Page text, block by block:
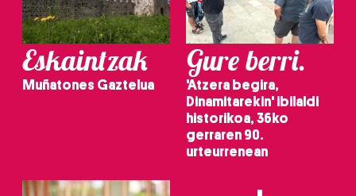
Eskaintzak
Muñatones Gaztelua
Gure berri.
'Atzera begira,
Dinamitarekin' ibilaldi
historikoa, 36ko
gerraren 90.
urteurrenean